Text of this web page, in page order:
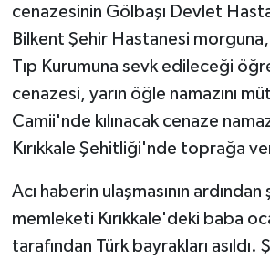
cenazesinin Gölbaşı Devlet
Bilkent Şehir Hastanesi
Tıp Kurumuna sevk edileceği
cenazesi, yarın öğle namazını
Camii'nde kılınacak cenaze
Kırıkkale Şehitliği'nde toprağa
Acı haberin ulaşmasının ardından
memleketi Kırıkkale'deki baba
tarafından Türk bayrakları asıldı.